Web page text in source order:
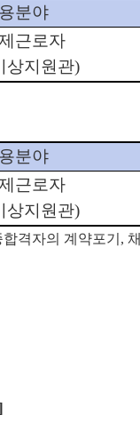
분야
근로자
상지원관)
분야
근로자
상지원관)
격자의 계약포기 ,